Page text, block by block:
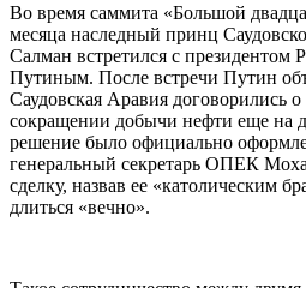
Во время саммита «Большой
месяца наследный принц
Салман встретился с президентом
Путиным. После встречи Путин
Саудовская Аравия договорились
сокращении добычи нефти еще на
решение было официально
генеральный секретарь ОПЕК
сделку, назвав ее «католическим
длиться «вечно».